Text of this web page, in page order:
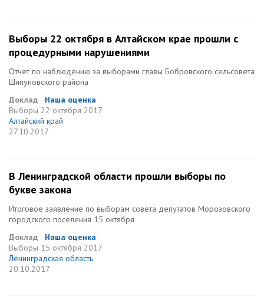
Выборы 22 октября в Алтайском крае прошли с
процедурными нарушениями
Отчет по наблюдению за выборами главы Бобровского сельсовета
Шипуновского района
Доклад
Наша оценка
Выборы 22 октября 2017
Алтайский край
27.10.2017
В Ленинградской области прошли выборы по
букве закона
Итоговое заявление по выборам совета депутатов Морозовского
городского поселения 15 октября
Доклад
Наша оценка
Выборы 15 октября 2017
Ленинградская область
20.10.2017